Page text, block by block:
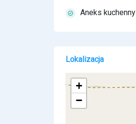
Aneks kuchenny
Lokalizacja
+
−